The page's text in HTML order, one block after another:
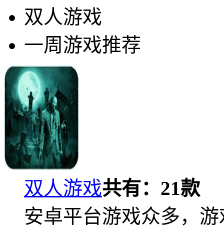
双人游戏
一周游戏推荐
双人游戏共有： 21款
安卓平台游戏众多，